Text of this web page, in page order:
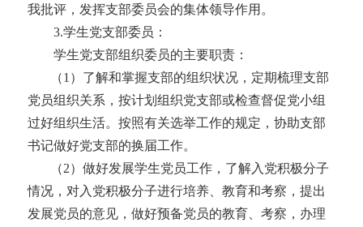
我批评，发挥支部委员会的集体领导作用。
3.学生党支部委员：
学生党支部组织委员的主要职责：
（1）了解和掌握支部的组织状况，定期梳理支部
党员组织关系，按计划组织党支部或检查督促党小组
过好组织生活。按照有关选举工作的规定，协助支部
书记做好党支部的换届工作。
（2）做好发展学生党员工作，了解入党积极分子
情况，对入党积极分子进行培养、教育和考察，提出
发展党员的意见，做好预备党员的教育、考察，办理